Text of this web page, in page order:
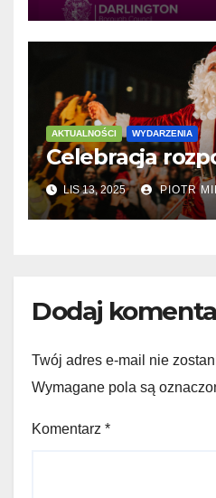
AKTUALNOŚCI WYDARZENIA
Celebracja
LIS 13, 2025 PIOTR
Dodaj
Twój adres e-mail nie
Wymagane pola są
Komentarz *